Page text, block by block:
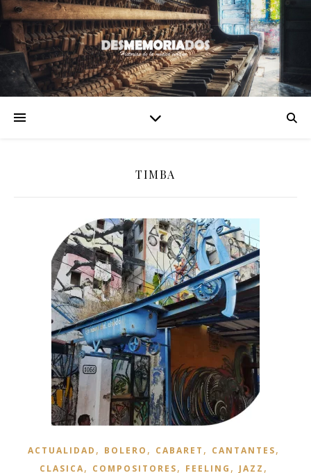
TIMBA
ACTUALIDAD , BOLERO , CABARET , CANTANTES,
CLASICA, COMPOSITORES, FEELING , JAZZ ,